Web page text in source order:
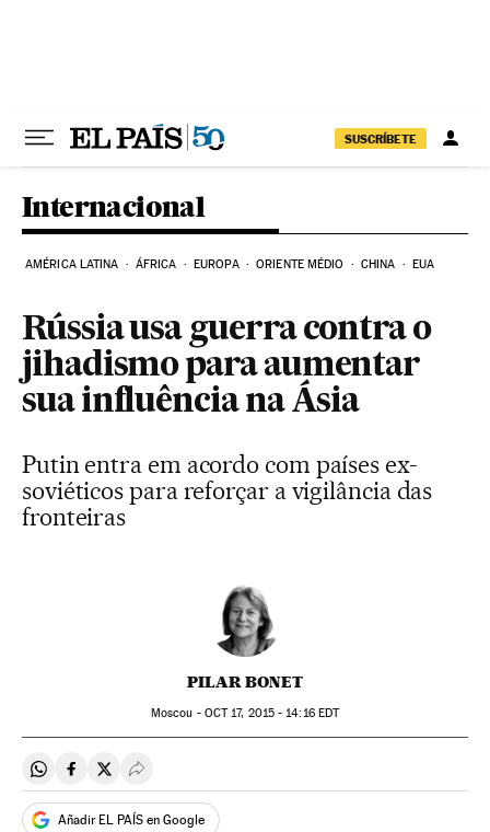
SUSCRÍBETE
Internacional
AMÉRICA LATINA ÁFRICA EUROPA ORIENTE MÉDIO CHINA EUA
Rússia usa guerra contra o
jihadismo para aumentar
sua influência na Ásia
Putin entra em acordo com países ex-
soviéticos para reforçar a vigilância das
fronteiras
PILAR BONET
Moscou - OCT17, 2015 - 14:16EDT
Compartir en Whatsapp
Compartir en Facebook
Compartir en Twitter
Desplegar Redes Sociales
Añadir EL PAÍS en Google